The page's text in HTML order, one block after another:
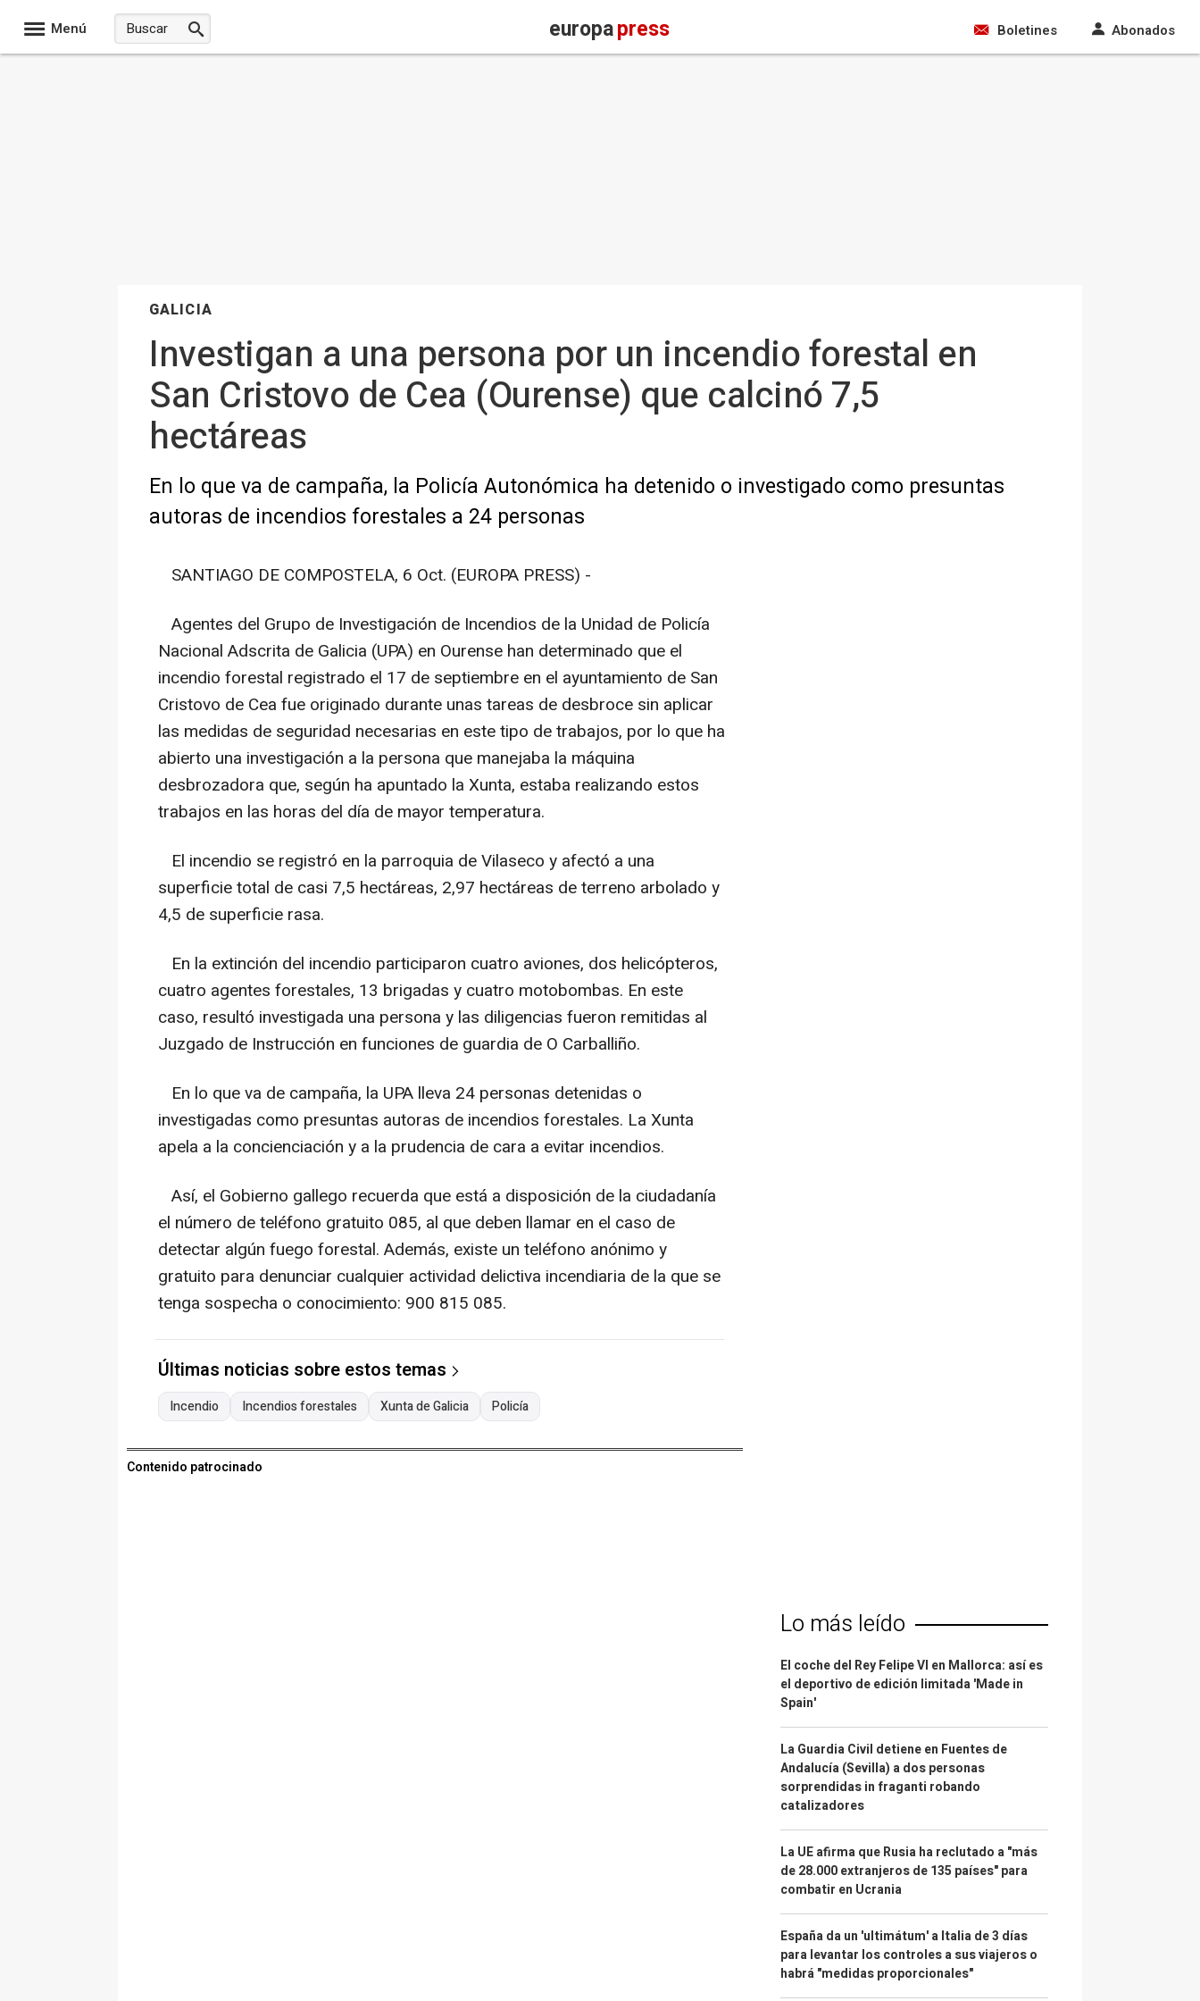
Menú europapress Boletines Abonados
GALICIA
Investigan a una persona por un incendio forestal en
San Cristovo de Cea (Ourense) que calcinó 7,5
hectáreas
En lo que va de campaña, la Policía Autonómica ha detenido o investigado como presuntas
autoras de incendios forestales a 24 personas
SANTIAGO DE COMPOSTELA, 6 Oct. (EUROPA PRESS) -
Agentes del Grupo de Investigación de Incendios de la Unidad de Policía
Nacional Adscrita de Galicia (UPA) en Ourense han determinado que el
incendio forestal registrado el 17 de septiembre en el ayuntamiento de San
Cristovo de Cea fue originado durante unas tareas de desbroce sin aplicar
las medidas de seguridad necesarias en este tipo de trabajos, por lo que ha
abierto una investigación a la persona que manejaba la máquina
desbrozadora que, según ha apuntado la Xunta, estaba realizando estos
trabajos en las horas del día de mayor temperatura.
El incendio se registró en la parroquia de Vilaseco y afectó a una
superficie total de casi 7,5 hectáreas, 2,97 hectáreas de terreno arbolado y
4,5 de superficie rasa.
En la extinción del incendio participaron cuatro aviones, dos helicópteros,
cuatro agentes forestales, 13 brigadas y cuatro motobombas. En este
caso, resultó investigada una persona y las diligencias fueron remitidas al
Juzgado de Instrucción en funciones de guardia de O Carballiño.
En lo que va de campaña, la UPA lleva 24 personas detenidas o
investigadas como presuntas autoras de incendios forestales. La Xunta
apela a la concienciación y a la prudencia de cara a evitar incendios.
Así, el Gobierno gallego recuerda que está a disposición de la ciudadanía
el número de teléfono gratuito 085, al que deben llamar en el caso de
detectar algún fuego forestal. Además, existe un teléfono anónimo y
gratuito para denunciar cualquier actividad delictiva incendiaria de la que se
tenga sospecha o conocimiento: 900 815 085.
Últimas noticias sobre estos temas
Incendio Incendios forestales Xunta de Galicia Policía
Contenido patrocinado
Lo más leído
El coche del Rey Felipe VI en Mallorca: así es
el deportivo de edición limitada 'Made in
Spain'
La Guardia Civil detiene en Fuentes de
Andalucía (Sevilla) a dos personas
sorprendidas in fraganti robando
catalizadores
La UE afirma que Rusia ha reclutado a "más
de 28.000 extranjeros de 135 países" para
combatir en Ucrania
España da un 'ultimátum' a Italia de 3 días
para levantar los controles a sus viajeros o
habrá "medidas proporcionales"